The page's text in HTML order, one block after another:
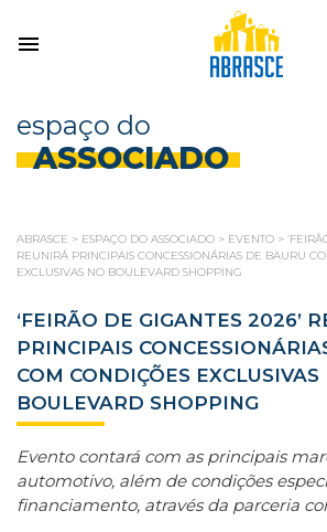
espaço do
ASSOCIADO
ABRASCE > ESPAÇO DO ASSOCIADO > EVENTO >
REUNIRÁ PRINCIPAIS CONCESSIONÁRIAS DE BAURU
EXCLUSIVAS NO BOULEVARD SHOPPING
‘FEIRÃO DE GIGANTES 2026’
PRINCIPAIS
COM CONDIÇÕES EXCLUSIVAS
BOULEVARD SHOPPING
Evento contará com as principais
automotivo, além de condições
financiamento, através da parceria